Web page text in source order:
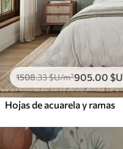
1508.33$U/m²905.00 $U
Hojas de acuarela y ramas